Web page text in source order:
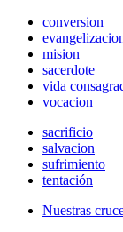
conversion
mision
sacerdote
vida
vocacion
sacrificio
salvacion
sufrimiento
tentación
Nuestras